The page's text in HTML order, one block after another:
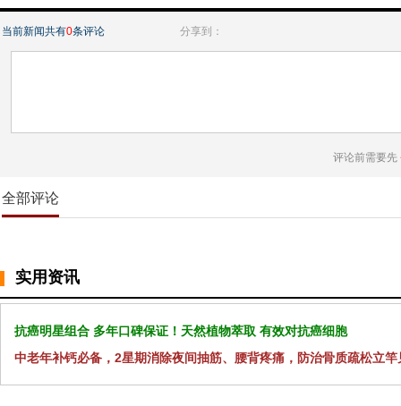
当前新闻共有0条评论 分享到：
评论前需要先
全部评论
实用资讯
抗癌明星组合 多年口碑保证！天然植物萃取 有效对抗癌细胞
中老年补钙必备，2星期消除夜间抽筋、腰背疼痛，防治骨质疏松立竿